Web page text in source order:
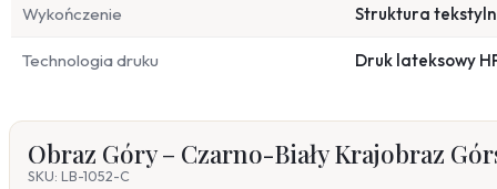
Wykończenie Struktura
Technologia druku Druk lateksowy
Obraz Góry – Czarno-Biały Krajobraz
SKU: LB-1052-C